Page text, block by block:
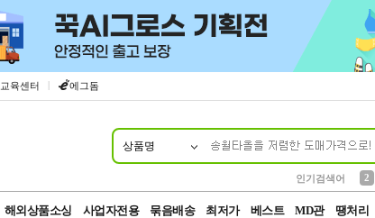
교육센터 | 에그돔
상품명
인기검색어
2
해외상품소싱 사업자전용 묶음배송 최저가 베스트 MD관 땡처리